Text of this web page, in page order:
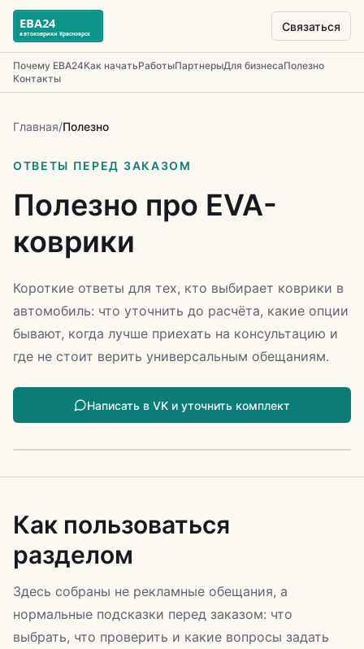
Связаться
Почему ЕВА24Как начатьРаботыПартнерыДля бизнесаПолезно
Контакты
Главная/Полезно
ОТВЕТЫ ПЕРЕД ЗАКАЗОМ
Полезно про EVA-
коврики
Короткие ответы для тех, кто выбирает коврики в
автомобиль: что уточнить до расчёта, какие опции
бывают, когда лучше приехать на консультацию и
где не стоит верить универсальным обещаниям.
Написать в VK и уточнить комплект
Как пользоваться
разделом
Здесь собраны не рекламные обещания, а
нормальные подсказки перед заказом: что
выбрать, что проверить и какие вопросы задать